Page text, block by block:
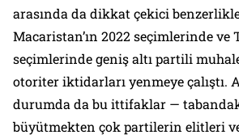
arasında da dikkat çekici
Macaristan’ın 2022 seçimlerinde ve
seçimlerinde geniş altı partili
otoriter iktidarları yenmeye çalıştı.
durumda da bu ittifaklar —
büyütmekten çok partilerin elitleri